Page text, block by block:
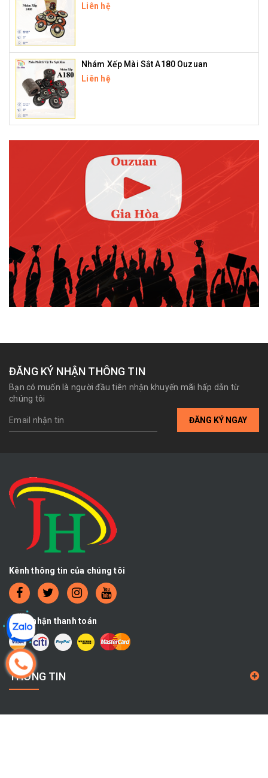
Liên hệ
Nhám Xếp Mài Sắt A180 Ouzuan
Liên hệ
ĐĂNG KÝ NHẬN THÔNG TIN
Bạn có muốn là người đầu tiên nhận khuyến mãi hấp dẫn từ
chúng tôi
ĐĂNG KÝ NGAY
Kênh thông tin của chúng tôi
Chấp nhận thanh toán
THÔNG TIN